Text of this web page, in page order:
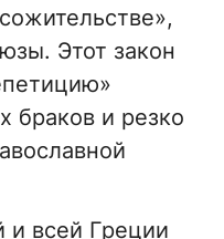
Этот закон
браков и резко
и всей Греции